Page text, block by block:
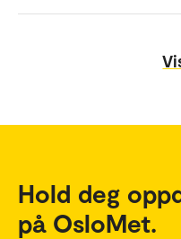
Hold deg
på OsloMet.